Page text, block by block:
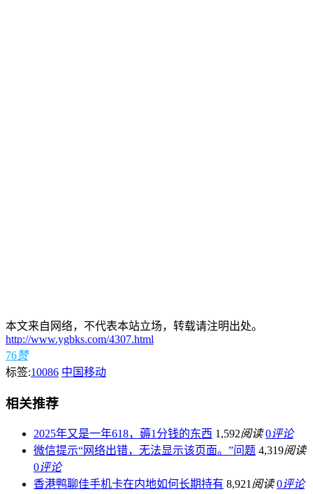
本文来自网络，不代表本站立场，转载请注明出处。
http://www.ygbks.com/4307.html
76赞
标签:10086 中国移动
相关推荐
2025年又是一年618，薅1分钱的东西 1,592阅读 0评论
微信提示“网络出错，无法显示该页面。”问题 4,319阅读
0评论
香港鸭聊佳手机卡在内地如何长期持有 8,921 阅读 0评论